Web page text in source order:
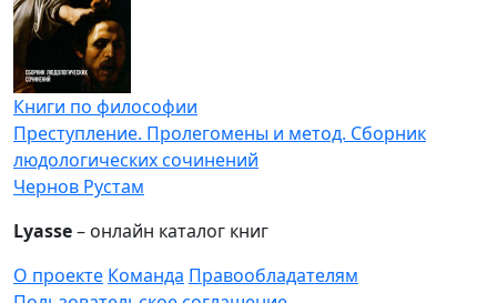
Книги по философии
Преступление. Пролегомены и метод. Сборник
людологических сочинений
Чернов Рустам
Lyasse– онлайн каталог книг
О проекте Команда Правообладателям